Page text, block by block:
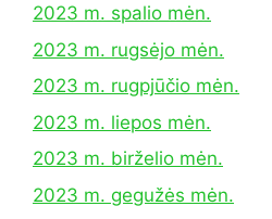
2023 m. spalio mėn.
2023 m. rugsėjo mėn.
2023 m. rugpjūčio mėn.
2023 m. liepos mėn.
2023 m. birželio mėn.
2023 m. gegužės mėn.